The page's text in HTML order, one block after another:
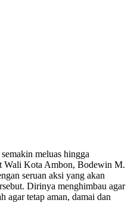
meluas hingga
Wali Kota Ambon, Bodewin M.
seruan aksi yang akan
Dirinya menghimbau agar
agar tetap aman, damai dan